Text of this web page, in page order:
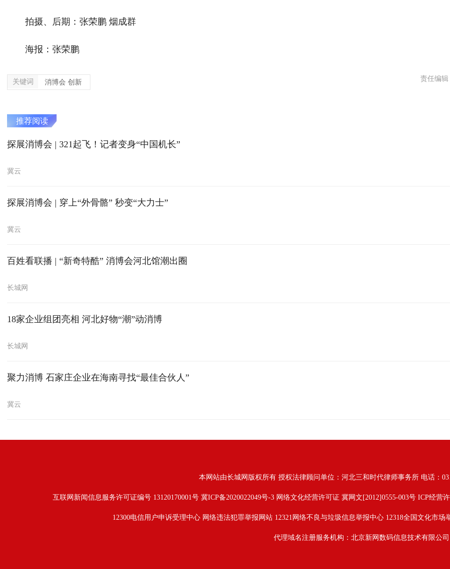
拍摄、后期：张荣鹏 烟成群
海报：张荣鹏
关键词 消博会 创新 责任编
推荐阅读
探展消博会 | 321起飞！记者变身“中国机长”
冀云
探展消博会 | 穿上“外骨骼” 秒变“大力士”
冀云
百姓看联播 | “新奇特酷” 消博会河北馆潮出圈
长城网
18家企业组团亮相 河北好物“潮”动消博
长城网
聚力消博 石家庄企业在海南寻找“最佳合伙人”
冀云
本网站由长城网版权所有 授权法律顾问单位：河北三和时代律师事务所 电话：
互联网新闻信息服务许可证编号 13120170001号 冀ICP备2020022049号-3网络文化经营许可证 冀网文[2012]0555-003号 ICP经营
12300电信用户申诉受理中心 网络违法犯罪举报网站 12321网络不良与垃圾信息举报中心 12318全国文化市场
代理域名注册服务机构：北京新网数码信息技术有限公司